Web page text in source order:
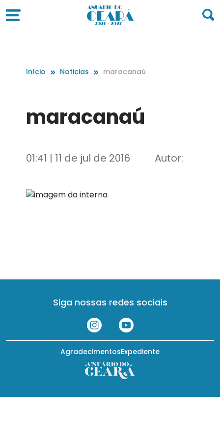
Início Noticias maracanaú
maracanaú
01:41 | 11 de jul de 2016 Autor:
Siga nossas redes sociais
Expediente
Agradecimentos